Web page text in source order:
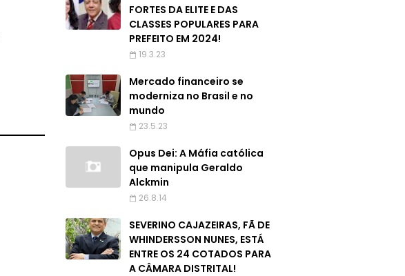
FORTES DA ELITE E DAS
CLASSES POPULARES PARA
PREFEITO EM 2024!
19.3.23
Mercado financeiro se
moderniza no Brasil e no
mundo
23.5.23
Opus Dei: A Máfia católica
que manipula Geraldo
Alckmin
26.8.14
SEVERINO CAJAZEIRAS, FÃ DE
WHINDERSSON NUNES, ESTÁ
ENTRE OS 24 COTADOS PARA
A CÂMARA DISTRITAL!